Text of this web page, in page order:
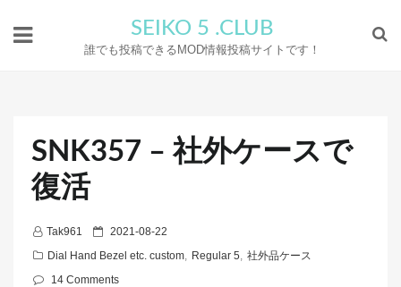
SEIKO 5 .CLUB
誰でも投稿できるMOD情報投稿サイトです！
SNK357 – 社外ケースで
復活
Tak961
P
o
2021-08-22
Dial Hand Bezel etc. custom, Regular 5, 社外品ケース
14 Comments